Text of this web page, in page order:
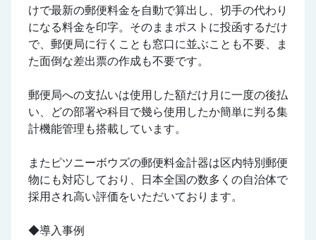
けで最新の郵便料金を自動で算出し、切手の代わり
になる料金を印字。そのままポストに投函するだけ
で、郵便局に行くことも窓口に並ぶことも不要、ま
た面倒な差出票の作成も不要です。
郵便局への支払いは使用した額だけ月に一度の後払
い、どの部署や科目で幾ら使用したか簡単に判る集
計機能管理も搭載しています。
またピツニーボウズの郵便料金計器は区内特別郵便
物にも対応しており、日本全国の数多くの自治体で
採用され高い評価をいただいております。
◆導入事例